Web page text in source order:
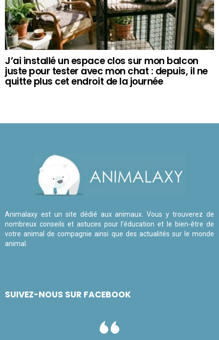
J’ai installé un espace clos sur mon balcon
juste pour tester avec mon chat : depuis, il ne
quitte plus cet endroit de la journée
Animalaxy est un site dédié aux animaux. Vous y trouverez de
nombreux conseils et astuces pour l'éducation et le bien-être de
votre animal de compagnie ainsi que des actualités sur le monde
animal.
SUIVEZ-NOUS SUR FACEBOOK